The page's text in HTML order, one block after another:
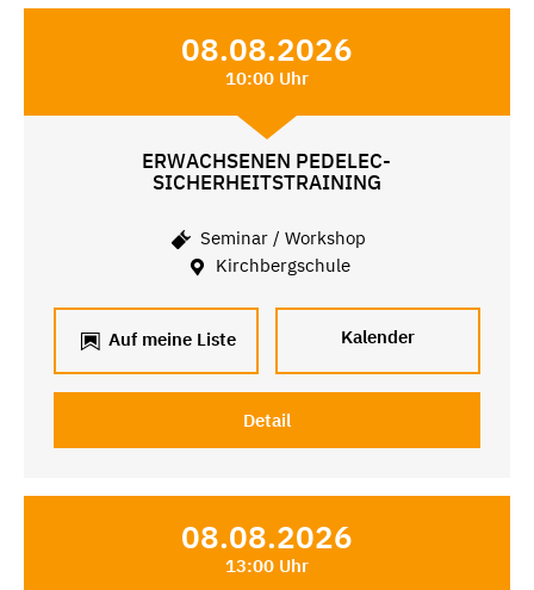
08.08.2026
10:00 Uhr
ERWACHSENEN PEDELEC-
SICHERHEITSTRAINING
Seminar / Workshop
Kirchbergschule
Auf meine Liste Kalender
Detail
08.08.2026
13:00 Uhr